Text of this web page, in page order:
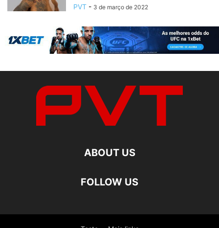
PVT - 3 de março de 2022
ABOUT US
FOLLOW US